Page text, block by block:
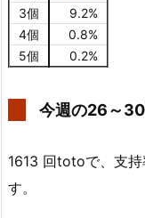
3個
9.2%
4個
0.8%
5個
0.2%
今週の26～30
1613 回totoで、支
す。